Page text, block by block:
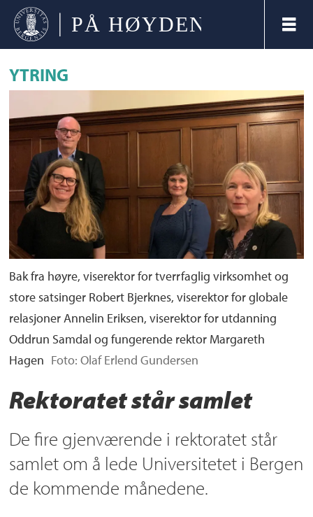
YTRING
Bak fra høyre, viserektor for tverrfaglig virksomhet og
store satsinger Robert Bjerknes, viserektor for globale
relasjoner Annelin Eriksen, viserektor for utdanning
Oddrun Samdal og fungerende rektor Margareth
Hagen Foto: Olaf Erlend Gundersen
Rektoratet står samlet
De fire gjenværende i rektoratet står
samlet om å lede Universitetet i Bergen
de kommende månedene.